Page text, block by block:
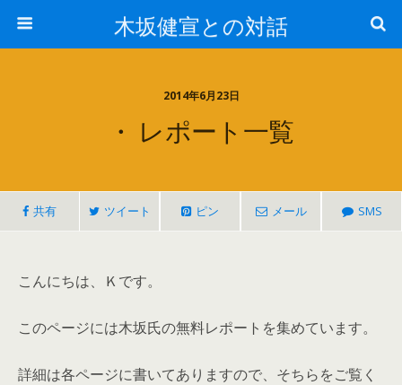
木坂健宣との対話
2014年6月23日
・ レポート一覧
共有 ツイート ピン メール SMS
こんにちは、Ｋです。
このページには木坂氏の無料レポートを集めています。
詳細は各ページに書いてありますので、そちらをご覧く